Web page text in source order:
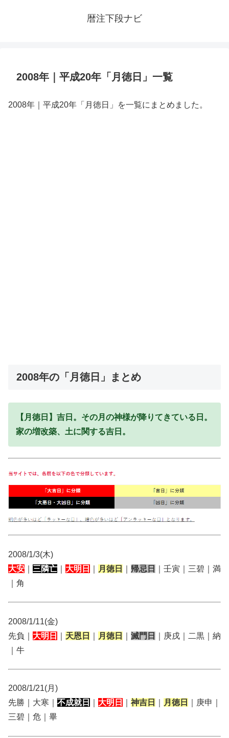
暦注下段ナビ
2008年｜平成20年「月徳日」一覧
2008年｜平成20年「月徳日」を一覧にまとめました。
2008年の「月徳日」まとめ
【月徳日】吉日。その月の神様が降りてきている日。
家の増改築、土に関する吉日。
2008/1/3(木)
大安
三隣亡 大明日 月徳日 帰忌日
｜壬寅｜三碧｜満
｜角
2008/1/11(金)
先負｜ 大明日 天恩日 月徳日 滅門日
｜庚戌｜二黒｜納
｜牛
2008/1/21(月)
先勝｜大寒｜ 不成就日 大明日 神吉日 月徳日
｜庚申｜
三碧｜危｜畢